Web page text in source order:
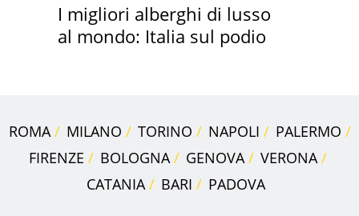
I migliori alberghi di lusso
al mondo: Italia sul podio
ROMA MILANO TORINO NAPOLI
PALERMO
FIRENZE
BOLOGNA GENOVA
VERONA
CATANIA
BARI PADOVA